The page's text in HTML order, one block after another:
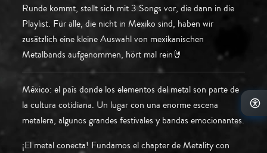
Runde kommt, stellt sich mit 3 Songs vor, die dann in die
Playlist. Für alle, die nicht in Mexiko sind, haben wir
zusätzlich eine kleine Auswahl von mexikanischen
Metalbands aufgenommen, hört mal rein🤘
México: el país donde los elementos del metal son parte de
la cultura cotidiana. Un lugar con una enorme escena
metalera, algunos grandes festivales y bandas emocionantes.
¡El metal conecta! Fundamos el chapter de Metality con